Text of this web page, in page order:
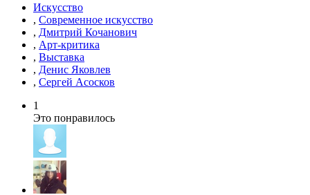
Искусство
, Современное искусство
, Дмитрий Кочанович
, Арт-критика
, Выставка
, Денис Яковлев
, Сергей Асосков
1
Это понравилось